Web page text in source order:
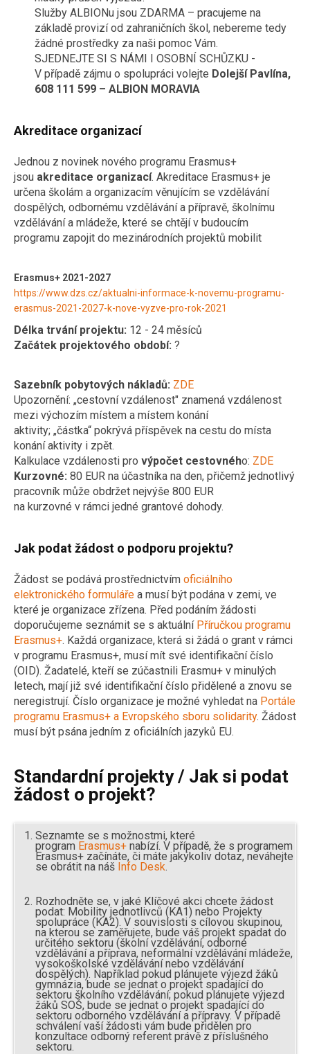
Služby ALBIONu jsou ZDARMA – pracujeme na
základě provizí od zahraničních škol, nebereme tedy
žádné prostředky za naši pomoc Vám.
SJEDNEJTE SI S NÁMI I OSOBNÍ SCHŮZKU -
V případě zájmu o spolupráci volejte Dolejší Pavlína,
608 111 599 – ALBION MORAVIA
Akreditace organizací
Jednou z novinek nového programu Erasmus+
jsou akreditace organizací. Akreditace Erasmus+ je
určena školám a organizacím věnujícím se vzdělávání
dospělých, odbornému vzdělávání a přípravě, školnímu
vzdělávání a mládeže, které se chtějí v budoucím
programu zapojit do mezinárodních projektů mobilit
Erasmus+ 2021-2027
https://www.dzs.cz/aktualni-informace-k-novemu-programu-
erasmus-2021-2027-k-nove-vyzve-pro-rok-2021
Délka trvání projektu: 12 - 24 měsíců
Začátek projektového období: ?
Sazebník pobytových nákladů: ZDE
Upozornění: „cestovní vzdálenost" znamená vzdálenost
mezi výchozím místem a místem konání
aktivity; „částka“ pokrývá příspěvek na cestu do místa
konání aktivity i zpět.
Kalkulace vzdálenosti pro výpočet cestovného: ZDE
Kurzovné: 80 EUR na účastníka na den, přičemž jednotlivý
pracovník může obdržet nejvýše 800 EUR
na kurzovné v rámci jedné grantové dohody.
Jak podat žádost o podporu projektu?
Žádost se podává prostřednictvím oficiálního
elektronického formuláře a musí být podána v zemi, ve
které je organizace zřízena. Před podáním žádosti
doporučujeme seznámit se s aktuální Příručkou programu
Erasmus+. Každá organizace, která si žádá o grant v rámci
v programu Erasmus+, musí mít své identifikační číslo
(OID). Žadatelé, kteří se zúčastnili Erasmu+ v minulých
letech, mají již své identifikační číslo přidělené a znovu se
neregistrují. Číslo organizace je možné vyhledat na Portále
programu Erasmus+ a Evropského sboru solidarity. Žádost
musí být psána jedním z oficiálních jazyků EU.
Standardní projekty / Jak si podat
žádost o projekt?
Seznamte se s možnostmi, které
program Erasmus+ nabízí. V případě, že s programem
Erasmus+ začínáte, či máte jakýkoliv dotaz, neváhejte
se obrátit na náš Info Desk.
Rozhodněte se, v jaké Klíčové akci chcete žádost
podat: Mobility jednotlivců (KA1) nebo Projekty
spolupráce (KA2). V souvislosti s cílovou skupinou,
na kterou se zaměřujete, bude váš projekt spadat do
určitého sektoru (školní vzdělávání, odborné
vzdělávání a příprava, neformální vzdělávání mládeže,
vysokoškolské vzdělávání nebo vzdělávání
dospělých). Například pokud plánujete výjezd žáků
gymnázia, bude se jednat o projekt spadající do
sektoru školního vzdělávání; pokud plánujete výjezd
žáků SOŠ, bude se jednat o projekt spadající do
sektoru odborného vzdělávání a přípravy. V případě
schválení vaší žádosti vám bude přidělen pro
konzultace odborný referent právě z příslušného
sektoru.